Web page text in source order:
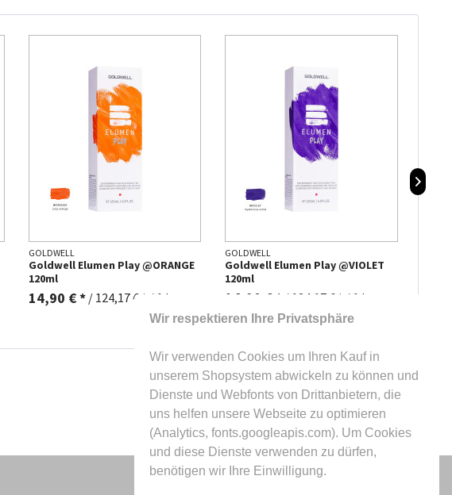
Wir respektieren Ihre Privatsphäre
Wir verwenden Cookies um Ihren Kauf in
unserem Shopsystem abwickeln zu können und
Dienste und Webfonts von Drittanbietern, die
uns helfen unsere Webseite zu optimieren
(Analytics, fonts.googleapis.com). Um Cookies
und diese Dienste verwenden zu dürfen,
benötigen wir Ihre Einwilligung.
GOLDWELL
Goldwell Elumen Play @ORANGE
120ml
14,90 € * / 124,17 € * / 1 l
GOLDWELL
Goldwell Elumen Play @VIOLET
120ml
14,90 € * / 124,17 € * / 1 l